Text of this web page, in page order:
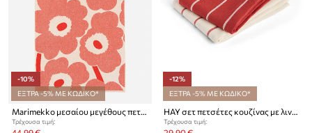
-10%
ΕΞΤΡΑ -5% ΜΕ ΚΩΔΙΚΟ*
Marimekko μεσαίου μεγέθους πετσέτα βαμβακερή 70 x 150 cm
Τρέχουσα τιμή:
-12%
ΕΞΤΡΑ -5% ΜΕ ΚΩΔΙΚΟ*
HAY σετ πετσέτες κουζίνας με λινό 52 x 80 cm
Τρέχουσα τιμή: